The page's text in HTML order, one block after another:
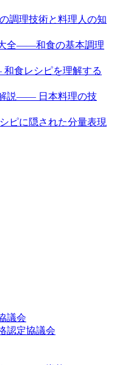
調理技術と料理人の知
全――和食の基本調理
食レシピを理解する
説―― 日本料理の技
ピに隠された分量表現
議会
認定協議会